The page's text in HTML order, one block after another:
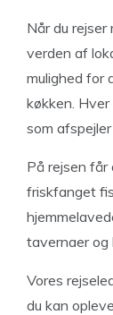
Når du rejser
verden af
mulighed for
køkken.
som
På rejsen får
friskfanget
tavernaer og
Vores
du kan